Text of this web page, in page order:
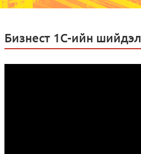
Бизнест 1С-ийн шийдэл